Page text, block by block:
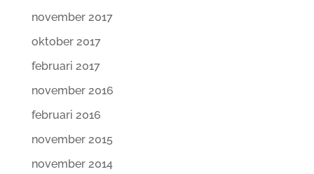
november 2017
oktober 2017
februari 2017
november 2016
februari 2016
november 2015
november 2014